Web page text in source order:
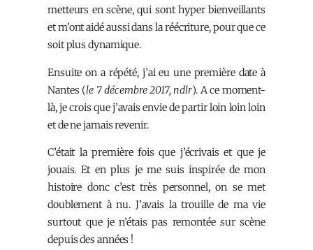
metteurs en scène, qui sont hyper bienveillants
et m’ont aidé aussi dans la réécriture, pour que ce
soit plus dynamique.
Ensuite on a répété, j’ai eu une première date à
Nantes (le 7 décembre 2017, ndlr). A ce moment-
là, je crois que j’avais envie de partir loin loin loin
et de ne jamais revenir.
C’était la première fois que j’écrivais et que je
jouais. Et en plus je me suis inspirée de mon
histoire donc c’est très personnel, on se met
doublement à nu. J’avais la trouille de ma vie
surtout que je n’étais pas remontée sur scène
depuis des années !